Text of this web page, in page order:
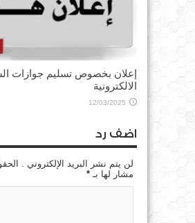
إعلان بخصوص تسليم جوازات
الالكترونية
12/03/2025
اضف رد
لن يتم نشر البريد الإلكتروني .
مشار لها بـ *